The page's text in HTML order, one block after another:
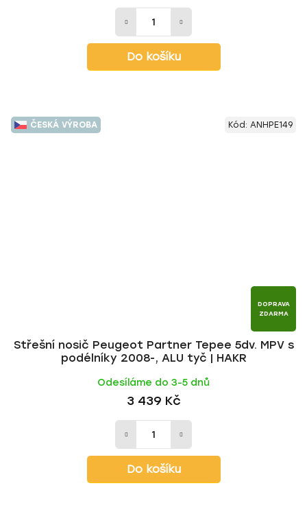
Do košíku
ČESKÁ VÝROBA
DOPRAVA
ZDARMA
Střešní nosič Peugeot Partner Tepee 5dv. MPV s
podélníky 2008-, ALU tyč | HAKR
Odesíláme do 3-5 dnů
3 439 Kč
Do košíku
Kód: ANHPE149